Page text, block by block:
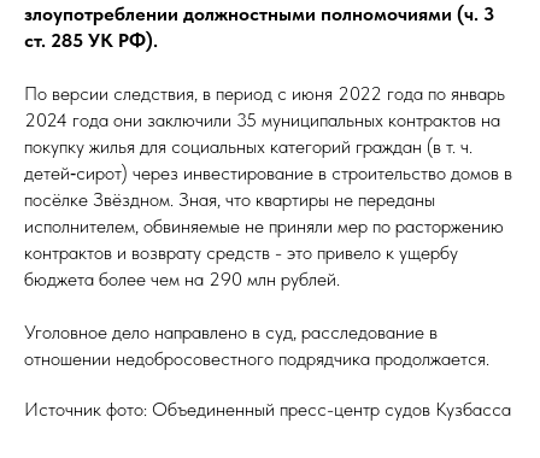
злоупотреблении должностными полномочиями (ч. 3
ст. 285 УК РФ).
По версии следствия, в период с июня 2022 года по январь
2024 года они заключили 35 муниципальных контрактов на
покупку жилья для социальных категорий граждан (в т. ч.
детей‑сирот) через инвестирование в строительство домов в
посёлке Звёздном. Зная, что квартиры не переданы
исполнителем, обвиняемые не приняли мер по расторжению
контрактов и возврату средств - это привело к ущербу
бюджета более чем на 290 млн рублей.
Уголовное дело направлено в суд, расследование в
отношении недобросовестного подрядчика продолжается.
Источник фото: Объединенный пресс-центр судов Кузбасса